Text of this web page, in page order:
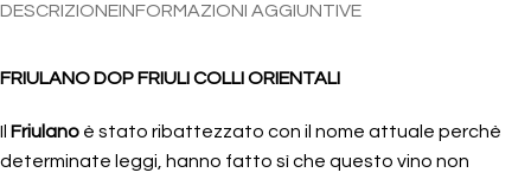
DESCRIZIONEINFORMAZIONI AGGIUNTIVE
FRIULANO DOP FRIULI COLLI ORIENTALI
Il Friulano è stato ribattezzato con il nome attuale perchè
determinate leggi, hanno fatto sì che questo vino non